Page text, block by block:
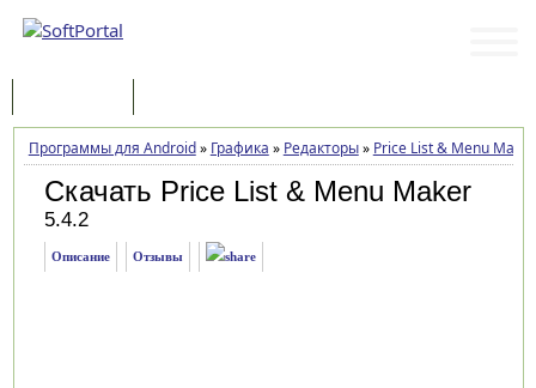
Программы для Android» Графика » Редакторы» Price List & Menu Maker
Скачать Price List & Menu Maker
5.4.2
Описание Отзывы